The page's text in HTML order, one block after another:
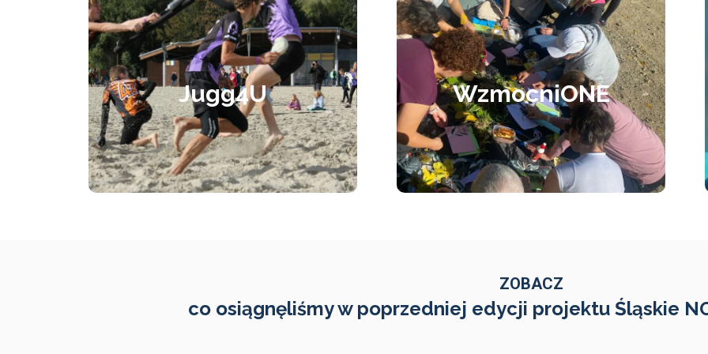
Jugg4U
Jugg4U
Realizator projektu:
Stowarzyszenie Gierium
CZYTAJ WIĘCEJ
WzmocniONE
WzmocniONE
Realizator projektu: Fundacja
Harmonia – Przestrzeń Kobiecego
Rozwoju
CZYTAJ WIĘCEJ
ZOBACZ
co osiągnęliśmy w poprzedniej edycji projektu Śląskie